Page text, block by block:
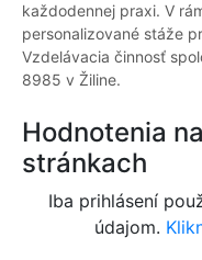
každodennej praxi. V
personalizované stáže
Vzdelávacia činnosť
8985 v Žiline.
Hodnotenia
stránkach
Iba prihlásení
údajom.